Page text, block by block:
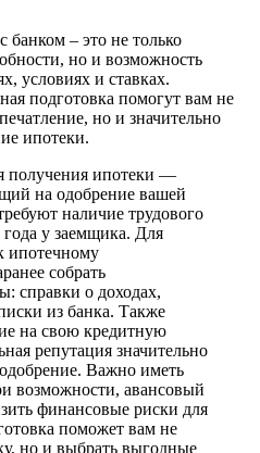
банком – это не только
но и возможность
условиях и ставках.
подготовка помогут вам не
но и значительно
ипотеки.
получения ипотеки —
на одобрение вашей
наличие трудового
года у заемщика. Для
ипотечному
собрать
справки о доходах,
из банка. Также
на свою кредитную
репутация значительно
Важно иметь
возможности, авансовый
финансовые риски для
поможет вам не
но и выбрать выгодные